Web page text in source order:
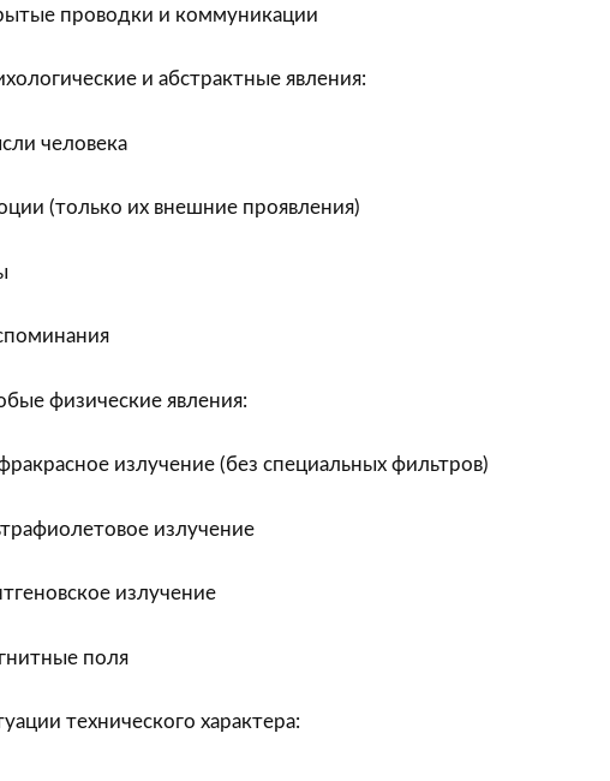
проводки и коммуникации
и абстрактные явления:
человека
(только их внешние проявления)
физические явления:
излучение (без специальных фильтров)
излучение
излучение
поля
технического характера: